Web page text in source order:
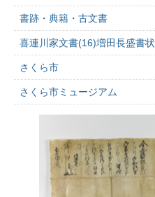
書跡・典籍・古文書
喜連川家文書(16)増田長盛書状
さくら市
さくら市ミュージアム